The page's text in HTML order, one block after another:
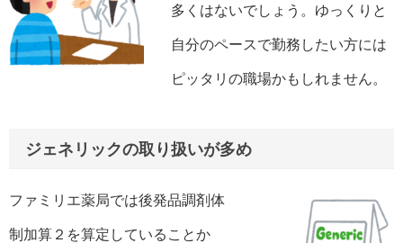
多くはないでしょう。ゆっくりと
自分のペースで勤務したい方には
ピッタリの職場かもしれません。
ジェネリックの取り扱いが多め
ファミリエ薬局では後発品調剤体
制加算２を算定していることか